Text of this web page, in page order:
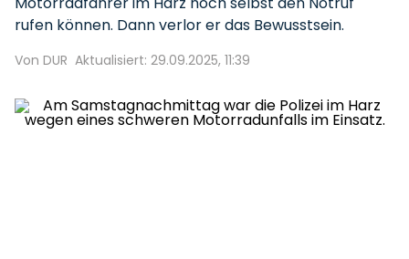
rufen können. Dann verlor er das Bewusstsein.
Von DUR Aktualisiert: 29.09.2025, 11:39